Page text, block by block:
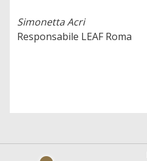
Simonetta Acri
Responsabile LEAF Roma